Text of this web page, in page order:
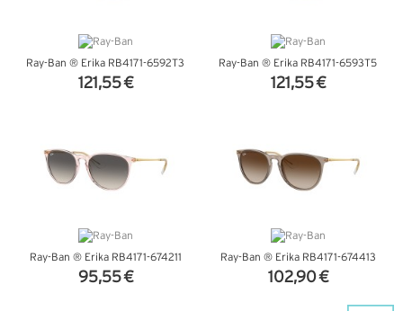
Ray-Ban ® Erika RB4171-6592T3
121,55 €
Ray-Ban ® Erika RB4171-6593T5
121,55 €
Ray-Ban ® Erika RB4171-674211
95,55 €
Ray-Ban ® Erika RB4171-674413
102,90 €